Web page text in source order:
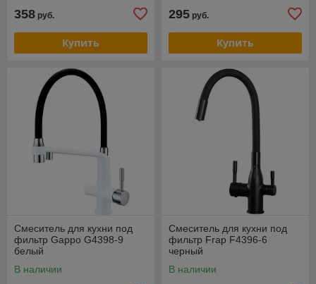
358 руб.
Купить
295 руб.
Купить
Смеситель для кухни под
фильтр Gappo G4398-9
белый
В наличии
Смеситель для кухни под
фильтр Frap F4396-6
черный
В наличии